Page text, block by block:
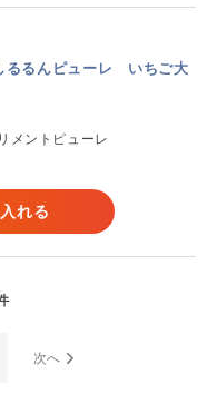
るんピューレ いちご大
メントピューレ
れる
次へ